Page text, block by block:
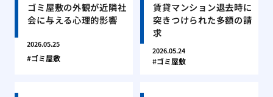
ゴミ屋敷の外観が近隣社
会に与える心理的影響
2026.05.25
ゴミ屋敷
賃貸マンション退去時に
突きつけられた多額の請
求
2026.05.24
ゴミ屋敷